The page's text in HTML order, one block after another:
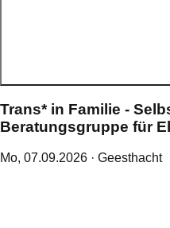
Trans* in Familie -
Beratungsgruppe für
Mo, 07.09.2026 · Geesthacht